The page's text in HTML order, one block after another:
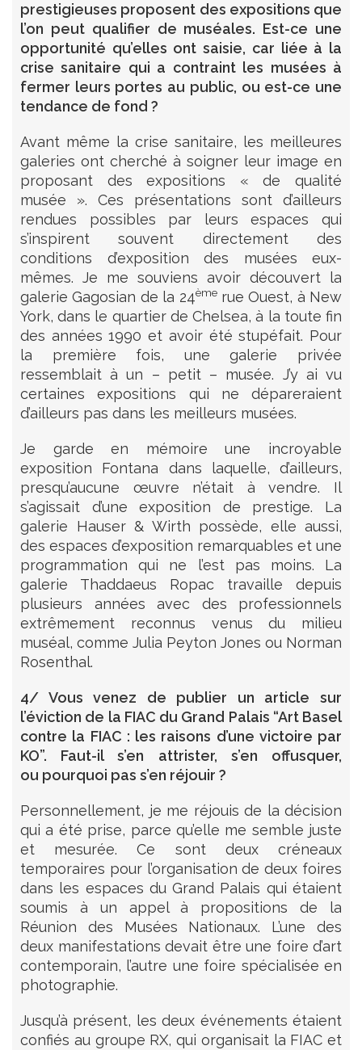
prestigieuses proposent des expositions que
l’on peut qualifier de muséales. Est-ce une
opportunité qu’elles ont saisie, car liée à la
crise sanitaire qui a contraint les musées à
fermer leurs portes au public, ou est-ce une
tendance de fond ?
Avant même la crise sanitaire, les meilleures
galeries ont cherché à soigner leur image en
proposant des expositions « de qualité
musée ». Ces présentations sont d’ailleurs
rendues possibles par leurs espaces qui
s’inspirent souvent directement des
conditions d’exposition des musées eux-
mêmes. Je me souviens avoir découvert la
galerie Gagosian de la 24èmerue Ouest, à New
York, dans le quartier de Chelsea, à la toute fin
des années 1990 et avoir été stupéfait. Pour
la première fois, une galerie privée
ressemblait à un – petit – musée. J’y ai vu
certaines expositions qui ne dépareraient
d’ailleurs pas dans les meilleurs musées.
Je garde en mémoire une incroyable
exposition Fontana dans laquelle, d’ailleurs,
presqu’aucune œuvre n’était à vendre. Il
s’agissait d’une exposition de prestige. La
galerie Hauser & Wirth possède, elle aussi,
des espaces d’exposition remarquables et une
programmation qui ne l’est pas moins. La
galerie Thaddaeus Ropac travaille depuis
plusieurs années avec des professionnels
extrêmement reconnus venus du milieu
muséal, comme Julia Peyton Jones ou Norman
Rosenthal.
4/ Vous venez de publier un article sur
l’éviction de la FIAC du Grand Palais “Art Basel
contre la FIAC : les raisons d’une victoire par
KO”. Faut-il s’en attrister, s’en offusquer,
ou pourquoi pas s’en réjouir ?
Personnellement, je me réjouis de la décision
qui a été prise, parce qu’elle me semble juste
et mesurée. Ce sont deux créneaux
temporaires pour l’organisation de deux foires
dans les espaces du Grand Palais qui étaient
soumis à un appel à propositions de la
Réunion des Musées Nationaux. L’une des
deux manifestations devait être une foire d’art
contemporain, l’autre une foire spécialisée en
photographie.
Jusqu’à présent, les deux événements étaient
confiés au groupe RX, qui organisait la FIAC et